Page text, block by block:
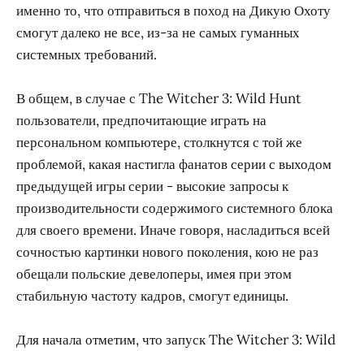
именно то, что отправиться в поход на Дикую Охоту
смогут далеко не все, из-за не самых гуманных
системных требований.
В общем, в случае с The Witcher 3: Wild Hunt
пользователи, предпочитающие играть на
персональном компьютере, столкнутся с той же
проблемой, какая настигла фанатов серии с выходом
предыдущей игры серии - высокие запросы к
производительности содержимого системного блока
для своего времени. Иначе говоря, насладиться всей
сочностью картинки нового поколения, кою не раз
обещали польские девелоперы, имея при этом
стабильную частоту кадров, смогут единицы.
Для начала отметим, что запуск The Witcher 3: Wild